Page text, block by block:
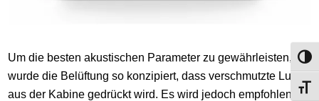
Um die besten akustischen Parameter zu gewährleisten,
wurde die Belüftung so konzipiert, dass verschmutzte Luft
aus der Kabine gedrückt wird. Es wird jedoch empfohlen,